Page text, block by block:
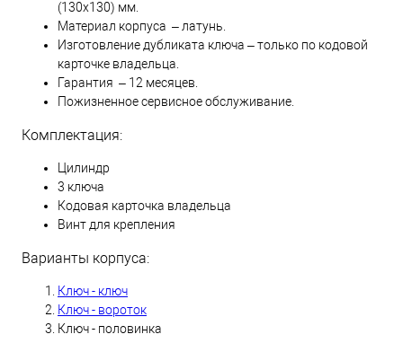
(130х130) мм.
Материал корпуса – латунь.
Изготовление дубликата ключа – только по кодовой
карточке владельца.
Гарантия – 12 месяцев.
Пожизненное сервисное обслуживание.
Комплектация:
Цилиндр
3 ключа
Кодовая карточка владельца
Винт для крепления
Варианты корпуса:
Ключ - ключ
Ключ - вороток
Ключ - половинка